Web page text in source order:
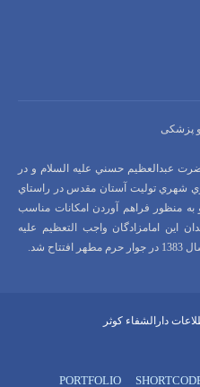
و پزشکی
عبدالعظيم حسني عليه السلام و در
شهري توليت آستان مقدس در راستاي
منظور فراهم آوردن امكانات مناسب
اين امامزادگان واجب التعظيم عليه
شد.
دارالشفاء کوثر
PORTFOLIO